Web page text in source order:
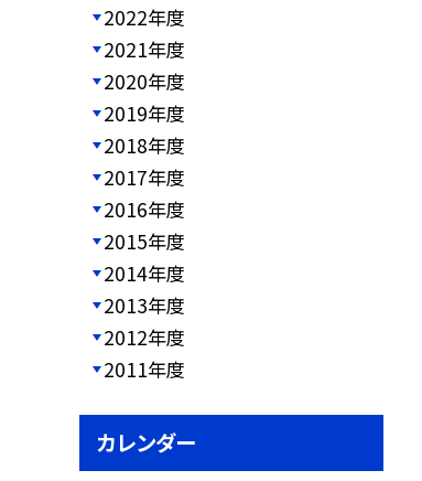
2022年度
2021年度
2020年度
2019年度
2018年度
2017年度
2016年度
2015年度
2014年度
2013年度
2012年度
2011年度
カレンダー